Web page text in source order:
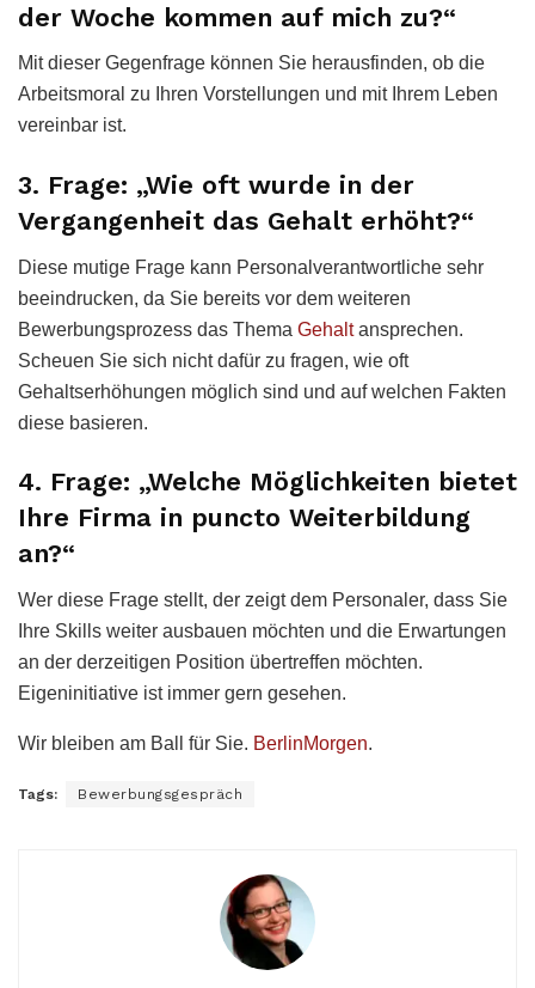
der Woche kommen auf mich zu?“
Mit dieser Gegenfrage können Sie herausfinden, ob die
Arbeitsmoral zu Ihren Vorstellungen und mit Ihrem Leben
vereinbar ist.
3. Frage: „Wie oft wurde in der
Vergangenheit das Gehalt erhöht?“
Diese mutige Frage kann Personalverantwortliche sehr
beeindrucken, da Sie bereits vor dem weiteren
Bewerbungsprozess das Thema Gehaltansprechen.
Scheuen Sie sich nicht dafür zu fragen, wie oft
Gehaltserhöhungen möglich sind und auf welchen Fakten
diese basieren.
4. Frage: „Welche Möglichkeiten bietet
Ihre Firma in puncto Weiterbildung
an?“
Wer diese Frage stellt, der zeigt dem Personaler, dass Sie
Ihre Skills weiter ausbauen möchten und die Erwartungen
an der derzeitigen Position übertreffen möchten.
Eigeninitiative ist immer gern gesehen.
Wir bleiben am Ball für Sie. BerlinMorgen.
Tags: Bewerbungsgespräch